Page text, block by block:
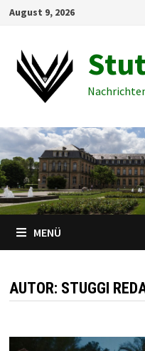
Zum
springen
August 9, 2026
MENÜ
AUTOR: STUGGI